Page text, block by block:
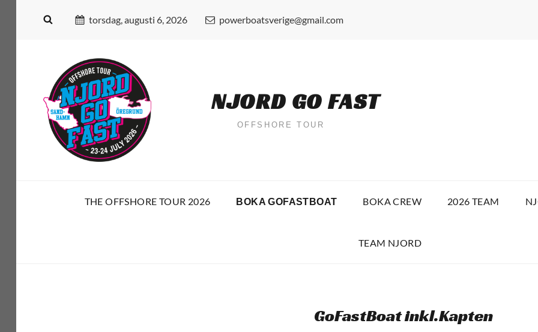
torsdag, augusti 6, 2026 powerboatsverige@gmail.com
NJORD GO FAST
OFFSHORE TOUR
THE OFFSHORE TOUR 2026 BOKA GOFASTBOAT BOKA CREW 2026 TEAM
TEAM NJORD
GoFastBoat inkl.Kapten